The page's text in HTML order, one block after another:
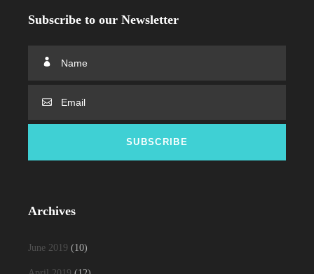
Subscribe to our Newsletter
Archives
June 2019 (10)